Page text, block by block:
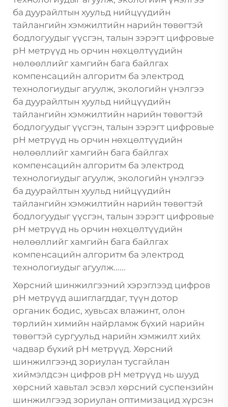
ба дуурайлтын хуульд нийцүүдийн
тайлангийн хэмжилтийн нарийн төвөгтэй
бодлогуудыг үүсгэн, талын зэрэгт цифровые
pH метрүүд нь орчин нөхцөлтүүдийн
нөлөөллийг хамгийн бага байлгах
компенсацийн алгоритм ба электрод
технологиудыг агуулж, экологийн үнэлгээ
ба дуурайлтын хуульд нийцүүдийн
тайлангийн хэмжилтийн нарийн төвөгтэй
бодлогуудыг үүсгэн, талын зэрэгт цифровые
pH метрүүд нь орчин нөхцөлтүүдийн
нөлөөллийг хамгийн бага байлгах
компенсацийн алгоритм ба электрод
технологиудыг агуулж, экологийн үнэлгээ
ба дуурайлтын хуульд нийцүүдийн
тайлангийн хэмжилтийн нарийн төвөгтэй
бодлогуудыг үүсгэн, талын зэрэгт цифровые
pH метрүүд нь орчин нөхцөлтүүдийн
нөлөөллийг хамгийн бага байлгах
компенсацийн алгоритм ба электрод
технологиудыг агуулж......
Хөрсний шинжилгээний хэрэглээд цифров
pH метрүүд ашиглагддаг, түүн дотор
органик бодис, хувьсах влажинт, олон
төрлийн химийн найрламж бүхий нарийн
төвөгтэй сургуульд нарийн хэмжилт хийх
чадвар бүхий pH метрүүд. Хөрсний
шинжилгээнд зориулан тусгайлан
хиймэлдсэн цифров pH метрүүд нь шууд
хөрсний хавьтал эсвэл хөрсний суспензийн
шинжилгээд зориулан оптимизацид хүрсэн